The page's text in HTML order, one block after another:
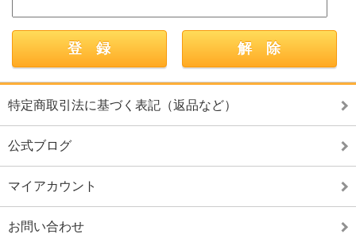
特定商取引法に基づく表記（返品など）
公式ブログ
マイアカウント
お問い合わせ